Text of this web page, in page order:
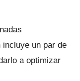
un par de
a optimizar